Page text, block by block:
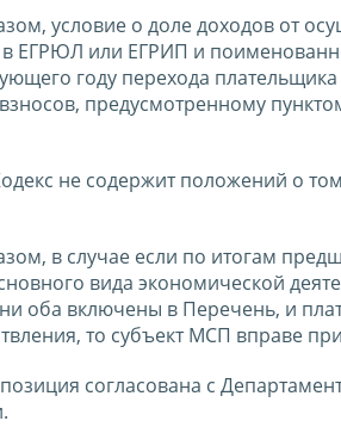
условие о доле доходов от
ЕГРЮЛ или ЕГРИП и
году перехода
предусмотренному
не содержит положений о
в случае если по итогам
вида экономической
оба включены в Перечень, и
то субъект МСП вправе
согласована с